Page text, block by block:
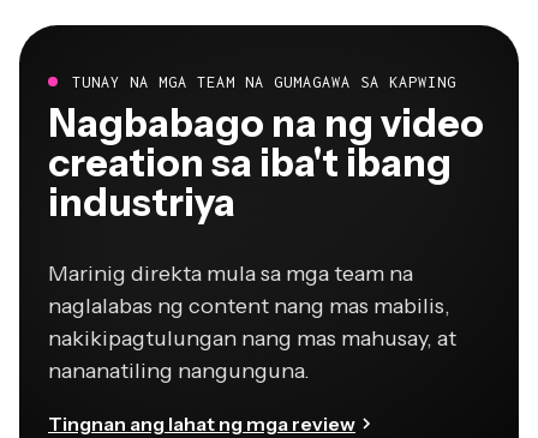
Nagbabago na ng video
creation sa iba't ibang
industriya
naglalabas ng content nang mas mabilis,
nakikipagtulungan nang mas mahusay, at
nananatiling nangunguna.